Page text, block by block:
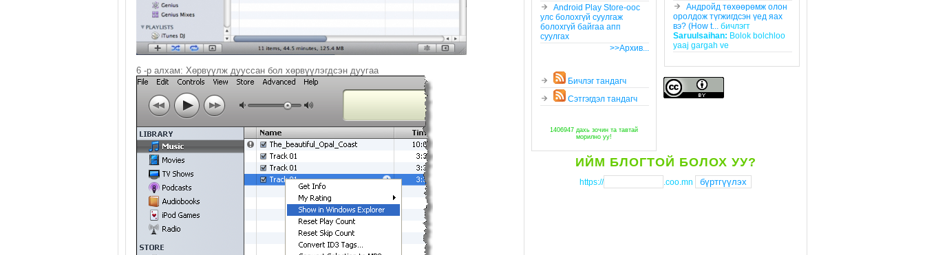
Android Play Store-оос
улс болохгүй суулгаж
болохгүй байгаа апп
суулгах
>>Архив...
Бичлэг тандагч
Сэтгэгдэл тандагч
1406947 дахь зочин та тавтай
морилно уу!
Андройд төхөөрөмж олон
оролдож түгжигдсэн үед яах
вэ? (How t... бичлэгт
Saruulsaihan: Bolok bolchloo
yaaj gargah ve
ИЙМ БЛОГТОЙ БОЛОХ УУ?
https:// .coo.mn
6 -р алхам: Хөрвүүлж дууссан бол хөрвүүлэгдсэн дуугаа